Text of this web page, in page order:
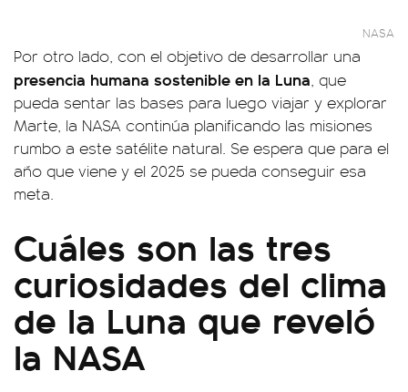
NASA
Por otro lado, con el objetivo de desarrollar una
presencia humana sostenible en la Luna, que
pueda sentar las bases para luego viajar y explorar
Marte, la NASA continúa planificando las misiones
rumbo a este satélite natural. Se espera que para el
año que viene y el 2025 se pueda conseguir esa
meta.
Cuáles son las tres
curiosidades del clima
de la Luna que reveló
la NASA